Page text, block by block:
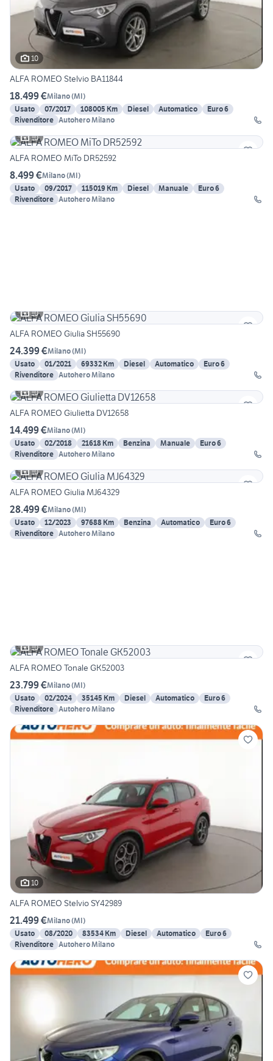
10
ALFA ROMEO Stelvio BA11844
18.499 €Milano(MI)
Usato
07/2017 108005 Km Diesel Automatico
Euro 6
Rivenditore Autohero Milano
10
ALFA ROMEO MiTo DR52592
8.499 €Milano(MI)
Usato
09/2017 115019 Km Diesel Manuale
Euro 6
Rivenditore Autohero Milano
10
ALFA ROMEO Giulia SH55690
24.399 €Milano(MI)
Usato
01/2021 69332 Km Diesel Automatico
Euro 6
Rivenditore Autohero Milano
10
ALFA ROMEO Giulietta DV12658
14.499 €Milano(MI)
Usato
02/2018 21618 Km Benzina Manuale
Euro 6
Rivenditore Autohero Milano
10
ALFA ROMEO Giulia MJ64329
28.499 €Milano(MI)
Usato
12/2023 97688 Km Benzina Automatico
Euro 6
Rivenditore Autohero Milano
10
ALFA ROMEO Tonale GK52003
23.799 €Milano(MI)
Usato
02/2024 35145 Km Diesel Automatico
Euro 6
Rivenditore Autohero Milano
10
ALFA ROMEO Stelvio SY42989
21.499 €Milano(MI)
Usato
08/2020 83534 Km Diesel Automatico
Euro 6
Rivenditore Autohero Milano